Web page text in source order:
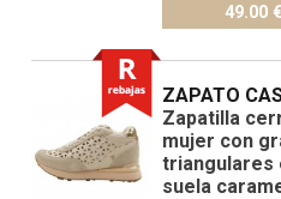
49.00 €
ZAPATO
Zapatilla
mujer con
triangulares
suela